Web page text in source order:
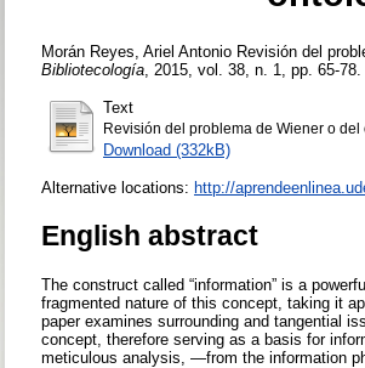
Morán Reyes, Ariel Antonio Revisión del
Bibliotecología , 2015, vol. 38, n. 1, pp. 65-
Text
Revisión del problema de Wiener o
Download (332kB)
Alternative locations: http://
English abstract
The construct called “information” is a
fragmented nature of this concept, taking it
paper examines surrounding and tangential
concept, therefore serving as a basis for
meticulous analysis, —from the information